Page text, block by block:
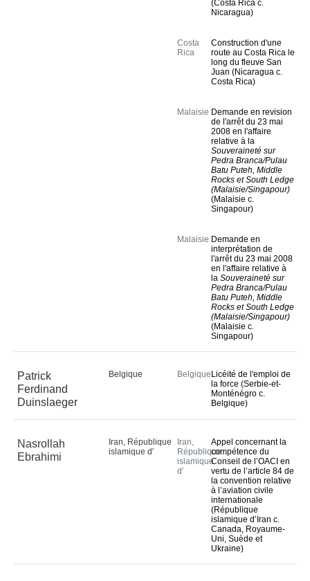
(Costa Rica c.
Nicaragua)
Costa
Rica
Construction d'une
route au Costa Rica le
long du fleuve San
Juan (Nicaragua c.
Costa Rica)
Malaisie Demande en revision
de l'arrêt du 23 mai
2008 en l'affaire
relative à la
Souveraineté sur
Pedra Branca/Pulau
Batu Puteh, Middle
Rocks et South Ledge
(Malaisie/Singapour)
(Malaisie c.
Singapour)
Malaisie Demande en
interprétation de
l'arrêt du 23 mai 2008
en l'affaire relative à
la Souveraineté sur
Pedra Branca/Pulau
Batu Puteh, Middle
Rocks et South Ledge
(Malaisie/Singapour)
(Malaisie c.
Singapour)
Patrick
Ferdinand
Duinslaeger
Belgique Belgique Licéité de l'emploi de
la force (Serbie-et-
Monténégro c.
Belgique)
Nasrollah
Ebrahimi
Iran, République
islamique d'
Iran,
République
islamique
d'
Appel concernant la
compétence du
Conseil de l’OACI en
vertu de l’article 84 de
la convention relative
à l’aviation civile
internationale
(République
islamique d’Iran c.
Canada, Royaume-
Uni, Suède et
Ukraine)